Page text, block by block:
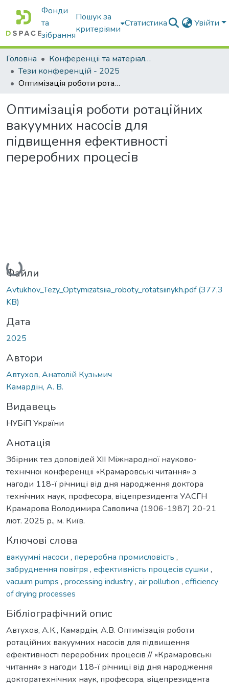
Фонди
та
зібрання
Пошук за
критеріями
Статистика Увійти
Головна
Конференції та матеріали конференцій
Тези конференцій - 2025
Оптимізація роботи ротаційних вакуумних насосів для підвищення ефективності переробних процесів
Оптимізація роботи ротаційних
вакуумних насосів для
підвищення ефективності
переробних процесів
Вантажиться...
Файли
Avtukhov_Tezy_Optymizatsiia_roboty_rotatsiinykh.pdf(377,3
KB)
Дата
2025
Автори
Автухов, Анатолій Кузьмич
Камардін, А. В.
Видавець
НУБіП України
Анотація
Збірник тез доповідей ХІІ Міжнародної науково-
технічної конференції «Крамаровські читання» з
нагоди 118-ї річниці від дня народження доктора
технічних наук, професора, віцепрезидента УАСГН
Крамарова Володимира Савовича (1906-1987) 20-21
лют. 2025 р., м. Київ.
Ключові слова
вакуумні насоси , переробна промисловість ,
забруднення повітря , ефективність процесів сушки ,
vacuum pumps , processing industry, air pollution , efficiency
of drying processes
Бібліографічний опис
Автухов, А.К., Камардін, А.В. Оптимізація роботи
ротаційних вакуумних насосів для підвищення
ефективності переробних процесів // «Крамаровські
читання» з нагоди 118-ї річниці від дня народження
докторатехнічних наук, професора, віцепрезидента